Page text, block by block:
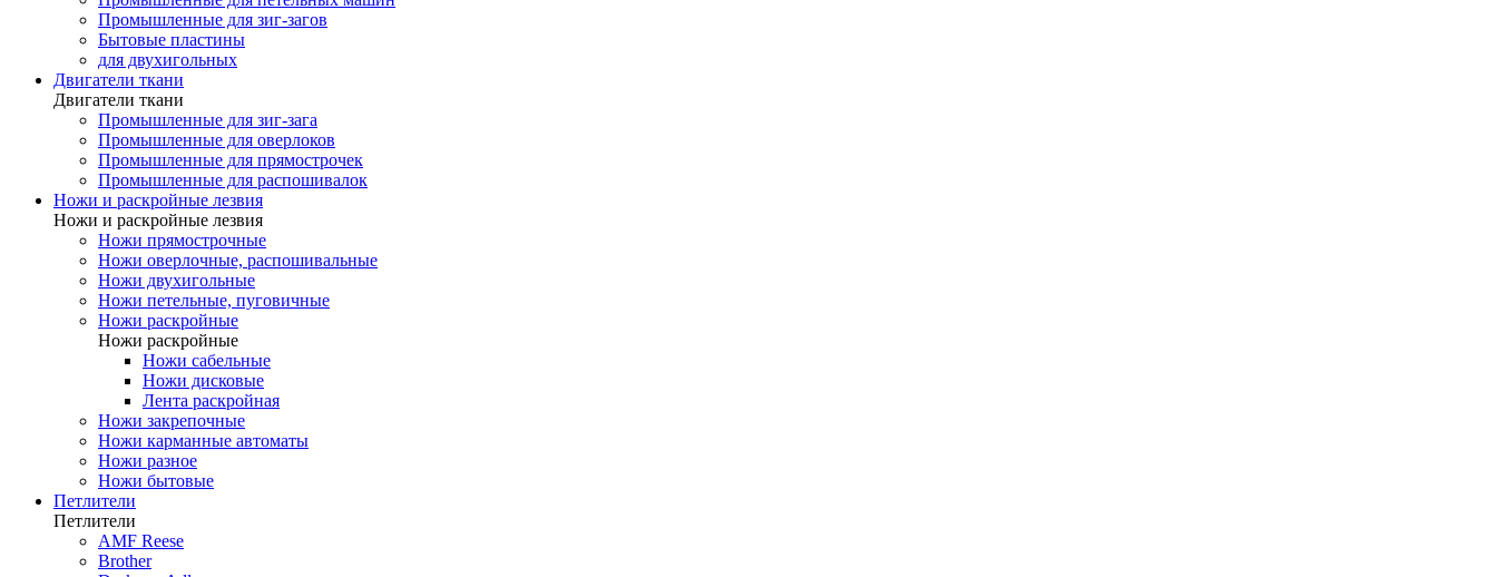
Промышленные для зиг-загов
Бытовые пластины
для двухигольных
Двигатели ткани
Двигатели ткани
Промышленные для зиг-зага
Промышленные для оверлоков
Промышленные для прямострочек
Промышленные для распошивалок
Ножи и раскройные лезвия
Ножи и раскройные лезвия
Ножи прямострочные
Ножи оверлочные, распошивальные
Ножи двухигольные
Ножи петельные, пуговичные
Ножи раскройные
Ножи раскройные
Ножи сабельные
Ножи дисковые
Лента раскройная
Ножи закрепочные
Ножи карманные автоматы
Ножи разное
Ножи бытовые
Петлители
Петлители
AMF Reese
Brother